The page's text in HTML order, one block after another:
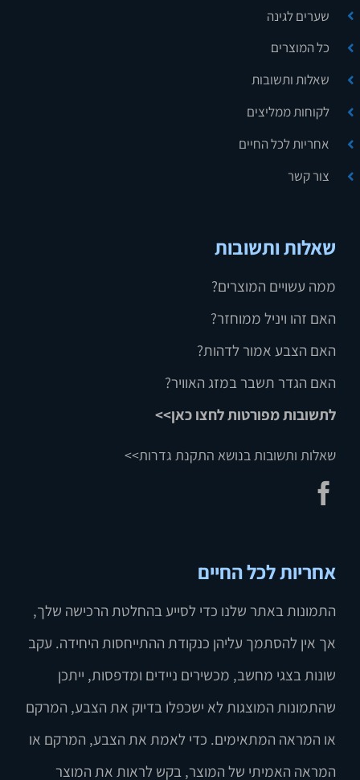
שערים לגינה
כל המוצרים
שאלות ותשובות
לקוחות ממליצים
אחריות לכל החיים
צור קשר
שאלות ותשובות
ממה עשויים המוצרים?
האם זהו ויניל ממוחזר?
האם הצבע אמור לדהות?
האם הגדר תשבר במזג האוויר?
לתשובות מפורטות לחצו כאן>>
שאלות ותשובות בנושא התקנת גדרות>>
אחריות לכל החיים
התמונות באתר שלנו כדי לסייע בהחלטת הרכישה שלך,
אך אין להסתמך עליהן כנקודת ההתייחסות היחידה. עקב
שונות בצגי מחשב, מכשירים ניידים ומדפסות, ייתכן
שהתמונות המוצגות לא ישכפלו בדיוק את הצבע, המרקם
או המראה המתאימים. כדי לאמת את הצבע, המרקם או
המראה האמיתי של המוצר, בקש לראות את המוצר